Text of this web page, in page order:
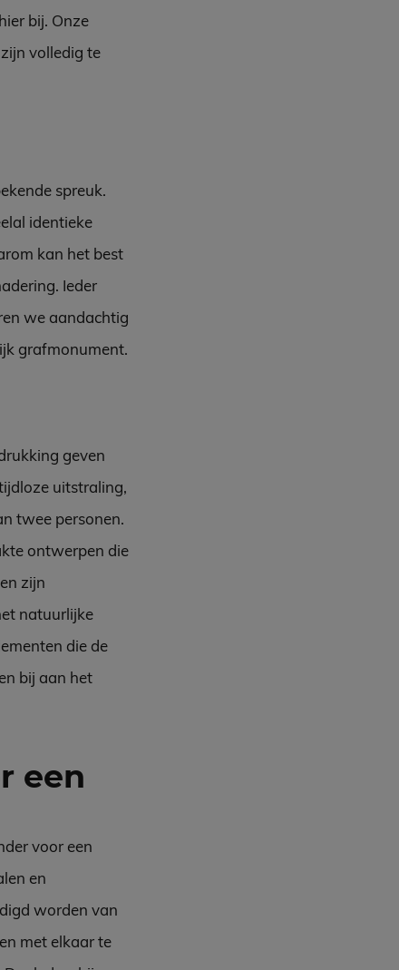
bij. Onze
volledig te
spreuk.
identieke
kan het best
Ieder
we aandachtig
grafmonument.
geven
uitstraling,
twee personen.
ontwerpen die
zijn
natuurlijke
die de
bij aan het
een
voor een
en
worden van
met elkaar te